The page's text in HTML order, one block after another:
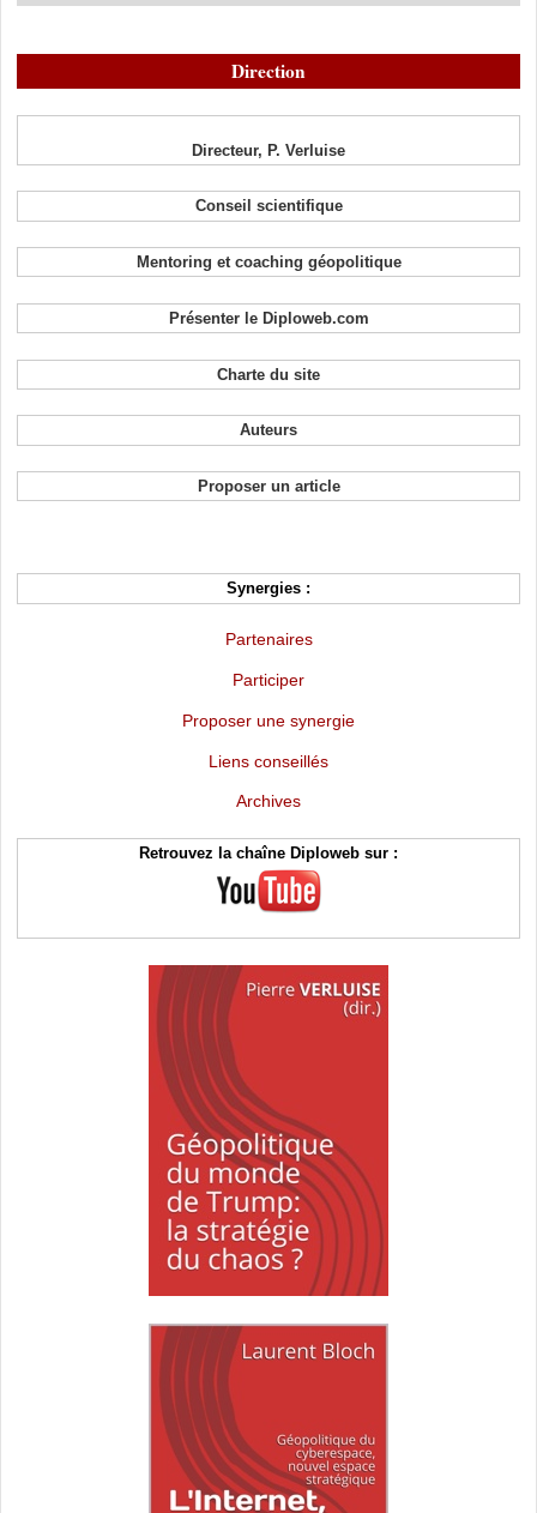
Direction
Directeur, P. Verluise
Conseil scientifique
Mentoring et coaching géopolitique
Présenter le Diploweb.com
Charte du site
Auteurs
Proposer un article
Synergies :
Partenaires
Participer
Proposer une synergie
Liens conseillés
Archives
Retrouvez la chaîne Diploweb sur :